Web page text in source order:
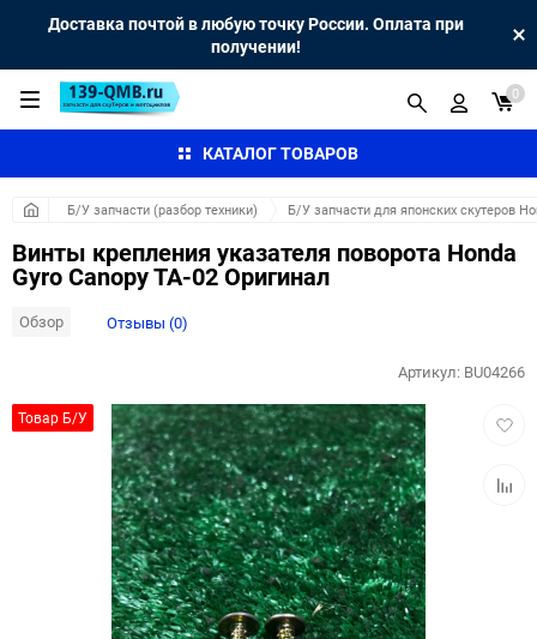
Доставка почтой в любую точку России. Оплата при
получении!
КАТАЛОГ ТОВАРОВ
0
Б/У запчасти (разбор техники) Б/У запчасти для японских скутеров
Винты крепления указателя поворота Honda
Gyro Canopy TA-02 Оригинал
Обзор Отзывы (0)
Товар Б/У
Артикул: BU04266